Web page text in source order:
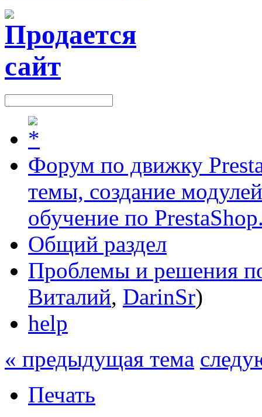
Форум по движку
темы, создание
обучение по
Общий раздел
Проблемы и решения
Виталий, DarinSr)
help
« предыдущая тема
Печать